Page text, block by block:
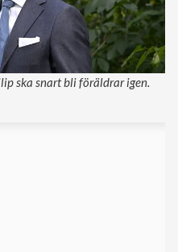
ska snart bli föräldrar igen.